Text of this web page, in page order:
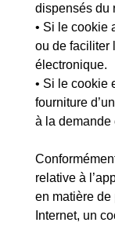
dispensés du
• Si le cookie
ou de faciliter
électronique.
• Si le cookie
fourniture
à la demande
relative à
en matière de
Internet, un